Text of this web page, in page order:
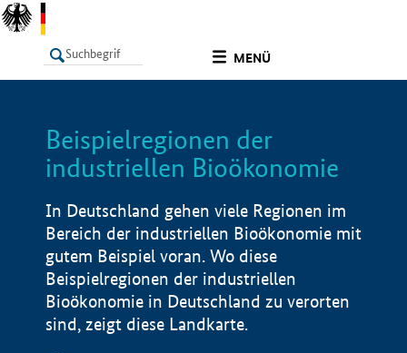
MENÜ
LISTE
Beispielregionen der
industriellen Bioökonomie
In Deutschland gehen viele Regionen im
Bereich der industriellen Bioökonomie mit
gutem Beispiel voran. Wo diese
Beispielregionen der industriellen
Bioökonomie in Deutschland zu verorten
sind, zeigt diese Landkarte.